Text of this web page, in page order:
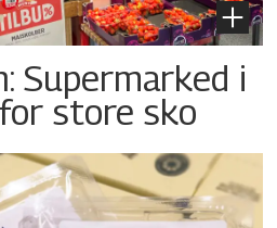
Supermarked i
store sko